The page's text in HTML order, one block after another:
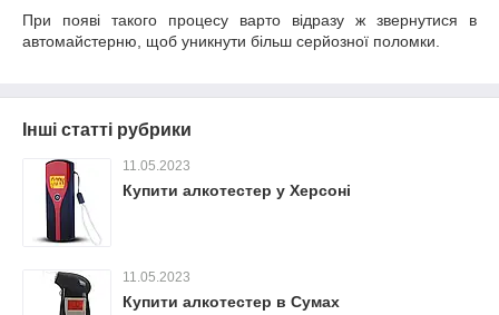
При появі такого процесу варто відразу ж звернутися в
автомайстерню, щоб уникнути більш серйозної поломки.
Інші статті рубрики
11.05.2023
Купити алкотестер у Херсоні
11.05.2023
Купити алкотестер в Сумах